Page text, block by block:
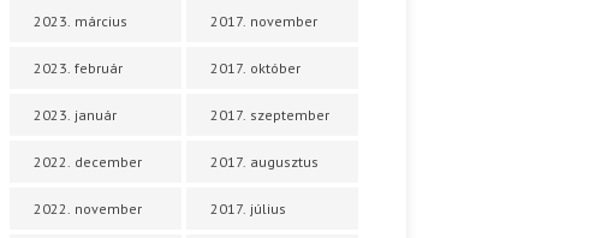
2023. március
2023. február
2023. január
2022. december
2022. november
2017. november
2017. október
2017. szeptember
2017. augusztus
2017. július